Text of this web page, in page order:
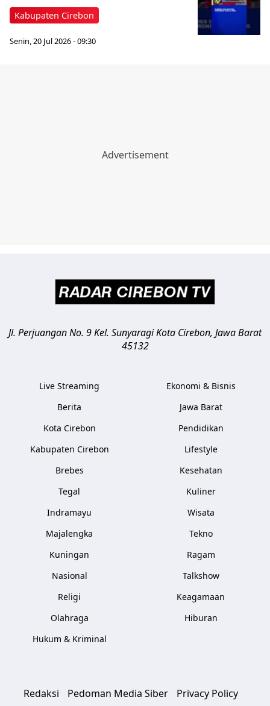
Kabupaten Cirebon
Senin, 20 Jul 2026 - 09:30
Jl. Perjuangan No. 9 Kel. SunyaragiKota Cirebon, Jawa Barat
45132
Live Streaming
Berita
Kota Cirebon
Kabupaten Cirebon
Brebes
Tegal
Indramayu
Majalengka
Kuningan
Nasional
Religi
Olahraga
Hukum & Kriminal
Ekonomi & Bisnis
Jawa Barat
Pendidikan
Lifestyle
Kesehatan
Kuliner
Wisata
Tekno
Ragam
Talkshow
Keagamaan
Hiburan
Redaksi Pedoman Media Siber Privacy Policy